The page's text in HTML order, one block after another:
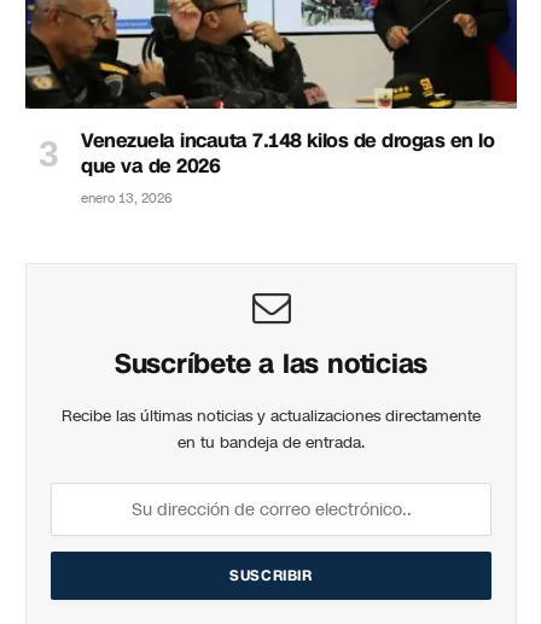
Venezuela incauta 7.148 kilos de drogas en lo
que va de 2026
enero 13, 2026
Suscríbete a las noticias
Recibe las últimas noticias y actualizaciones directamente
en tu bandeja de entrada.